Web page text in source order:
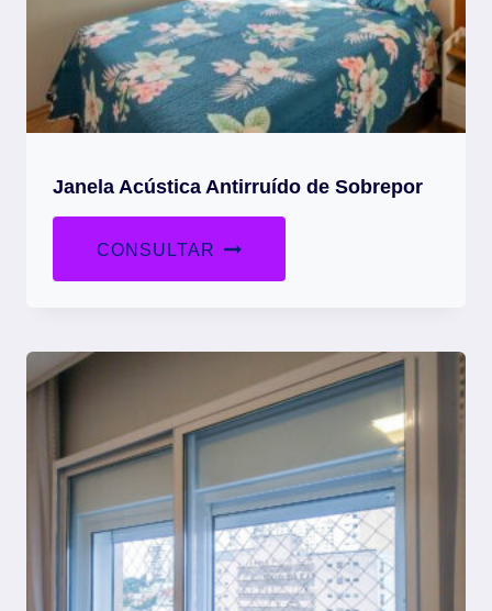
Janela Acústica Antirruído de Sobrepor
CONSULTAR